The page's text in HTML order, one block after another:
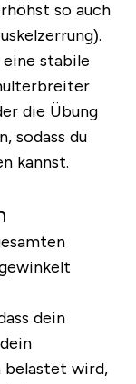
so auch
stabile
die Übung
sodass du
kannst.
dein
belastet wird,